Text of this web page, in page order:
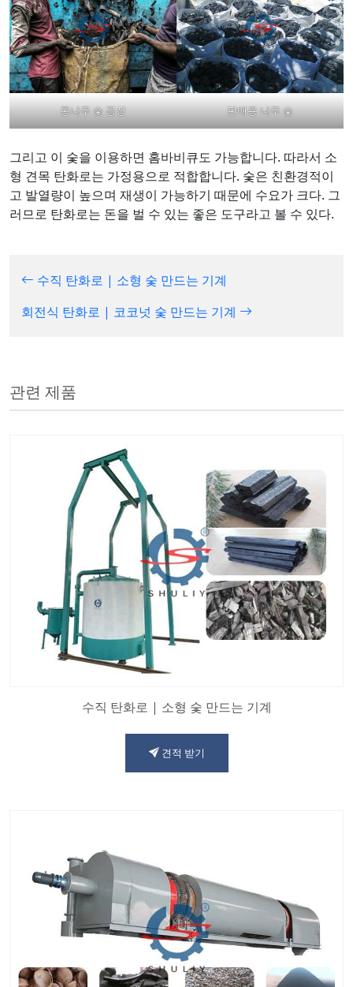
통나무 숯 공장 판매용 나무 숯
그리고 이 숯을 이용하면 홈바비큐도 가능합니다. 따라서 소
형 견목 탄화로는 가정용으로 적합합니다. 숯은 친환경적이
고 발열량이 높으며 재생이 가능하기 때문에 수요가 크다. 그
러므로 탄화로는 돈을 벌 수 있는 좋은 도구라고 볼 수 있다.
수직 탄화로 | 소형 숯 만드는 기계
회전식 탄화로 | 코코넛 숯 만드는 기계
관련 제품
수직 탄화로 | 소형 숯 만드는 기계
견적 받기